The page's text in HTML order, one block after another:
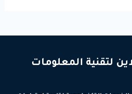
لتقنية المعلومات